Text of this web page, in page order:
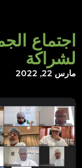
لشراكة
مارس 22, 2022